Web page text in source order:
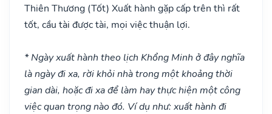
Thiên Thương (Tốt) Xuất hành gặp cấp trên thì rất
tốt, cầu tài được tài, mọi việc thuận lợi.
* Ngày xuất hành theo lịch Khổng Minh ở đây nghĩa
là ngày đi xa, rời khỏi nhà trong một khoảng thời
gian dài, hoặc đi xa để làm hay thực hiện một công
việc quan trọng nào đó. Ví dụ như: xuất hành đi